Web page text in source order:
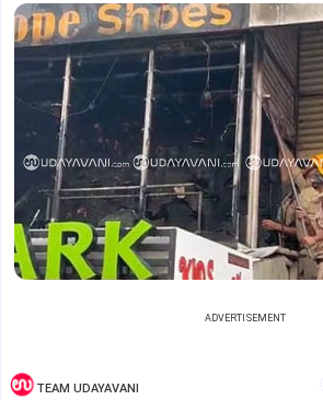
ADVERTISEMENT
TEAM UDAYAVANI